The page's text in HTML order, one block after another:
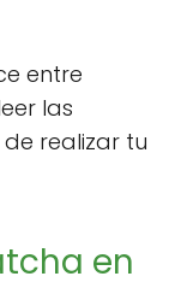
entre
las
realizar tu
en